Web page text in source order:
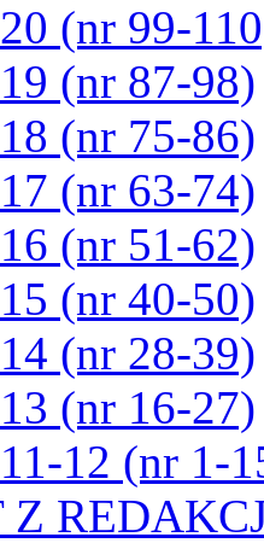
(nr 99-
(nr 87-98)
(nr 75-86)
(nr 63-74)
(nr 51-62)
(nr 40-50)
(nr 28-39)
(nr 16-27)
12 (nr 1-